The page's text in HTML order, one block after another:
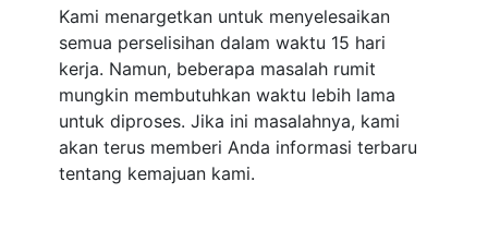
Kami menargetkan untuk menyelesaikan
semua perselisihan dalam waktu 15 hari
kerja. Namun, beberapa masalah rumit
mungkin membutuhkan waktu lebih lama
untuk diproses. Jika ini masalahnya, kami
akan terus memberi Anda informasi terbaru
tentang kemajuan kami.